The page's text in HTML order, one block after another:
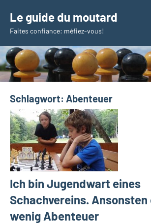
Inhalt
springen
Le guide du moutard
Faites confiance: méfiez-vous!
Schlagwort: Abenteuer
Ich bin Jugendwart eines
Schachvereins.
wenig Abenteuer